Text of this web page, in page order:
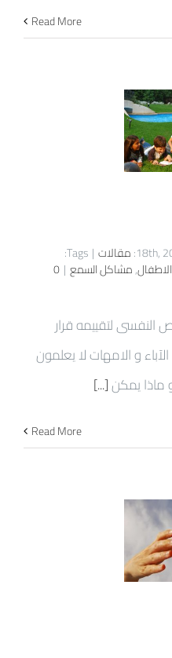
Read More
مقالات |
Tags:
,مشاكل السمع |
0
النفسى لتقييمه قرار
و الامهات لا يعلمون
ماذا يمكن[...]
Read More